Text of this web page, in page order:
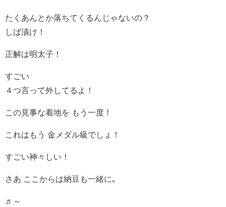
たくあんとか落ちてくるんじゃないの？
しば漬け！
正解は明太子！
すごい
４つ言って外してるよ！
この見事な着地を もう一度！
これはもう 金メダル級でしょ！
すごい神々しい！
さあ ここからは納豆も一緒に｡
♬～